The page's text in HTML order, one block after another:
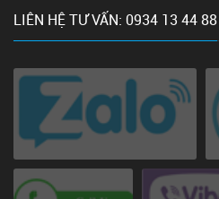
LIÊN HỆ TƯ VẤN: 0934 13 44 88